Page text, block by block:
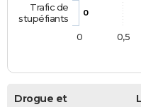
0
Trafic de
stupéfiants
0
0,5
Drogue et